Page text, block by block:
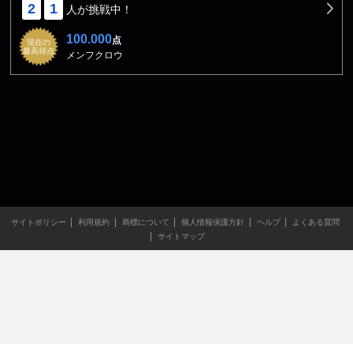
2 1 人が挑戦中！
現在の
最高得点
100.000点
メンフクロウ
サイトポリシー 利用規約 商標について 個人情報保護方針 ヘルプ
よくある質問
サイトマップ